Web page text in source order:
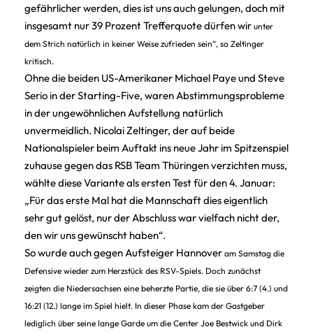
gefährlicher werden, dies ist uns auch gelungen, doch mit
insgesamt nur 39 Prozent Trefferquote dürfen wir unter
dem Strich natürlich in keiner Weise zufrieden sein“, so Zeltinger
kritisch.
Ohne die beiden US-Amerikaner Michael Paye und Steve
Serio in der Starting-Five, waren Abstimmungsprobleme
in der ungewöhnlichen Aufstellung natürlich
unvermeidlich. Nicolai Zeltinger, der auf beide
Nationalspieler beim Auftakt ins neue Jahr im Spitzenspiel
zuhause gegen das RSB Team Thüringen verzichten muss,
wählte diese Variante als ersten Test für den 4. Januar:
„Für das erste Mal hat die Mannschaft dies eigentlich
sehr gut gelöst, nur der Abschluss war vielfach nicht der,
den wir uns gewünscht haben“.
So wurde auch gegen Aufsteiger Hannover am Samstag die
Defensive wieder zum Herzstück des RSV-Spiels. Doch zunächst
zeigten die Niedersachsen eine beherzte Partie, die sie über 6:7 (4.) und
16:21 (12.) lange im Spiel hielt. In dieser Phase kam der Gastgeber
lediglich über seine lange Garde um die Center Joe Bestwick und Dirk